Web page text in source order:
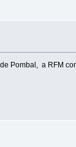
Pombal, a RFM